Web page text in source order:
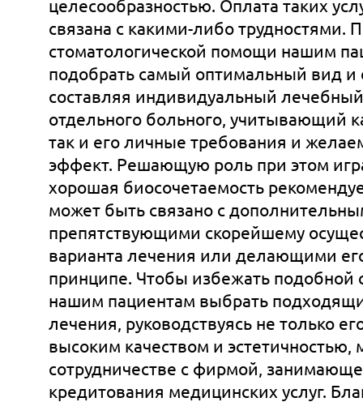
целесообразностью. Оплата таких
связана с какими-либо трудностями.
стоматологической помощи нашим
подобрать самый оптимальный вид и
составляя индивидуальный
отдельного больного, учитывающий
так и его личные требования и
эффект. Решающую роль при этом
хорошая биосочетаемость
может быть связано с
препятствующими скорейшему
варианта лечения или делающими
принципе. Чтобы избежать подобной
нашим пациентам выбрать
лечения, руководствуясь не только
высоким качеством и
сотрудничестве с фирмой,
кредитования медицинских услуг.